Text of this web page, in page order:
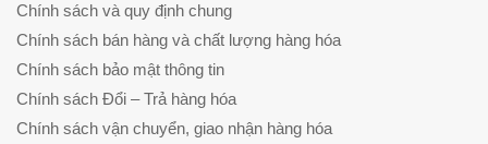
Chính sách và quy định chung
Chính sách bán hàng và chất lượng hàng hóa
Chính sách bảo mật thông tin
Chính sách Đổi – Trả hàng hóa
Chính sách vận chuyển, giao nhận hàng hóa